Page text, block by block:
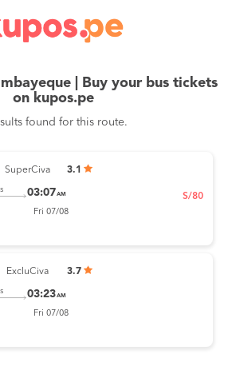
| Buy your bus tickets
on kupos.pe
found for this route.
SuperCiva 3.1
03:07AM
Fri 07/08
S/80
ExcluCiva 3.7
03:23AM
Fri 07/08